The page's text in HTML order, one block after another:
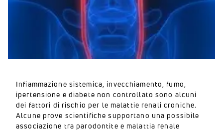
Infiammazione sistemica, invecchiamento, fumo,
ipertensione e diabete non controllato sono alcuni
dei fattori di rischio per le malattie renali croniche.
Alcune prove scientifiche supportano una possibile
associazione tra parodontite e malattia renale